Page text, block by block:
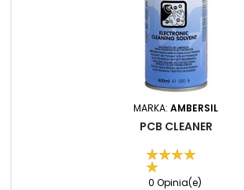
MARKA: AMBERSIL
PCB CLEANER
0 Opinia(e)